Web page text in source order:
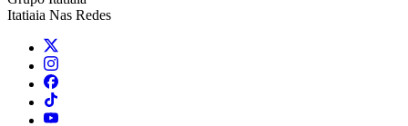
Itatiaia Nas Redes